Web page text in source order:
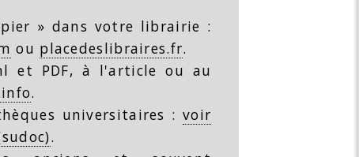
» dans votre librairie :
ou placedeslibraires.fr.
et PDF, à l'article ou au
.
universitaires :voir
.